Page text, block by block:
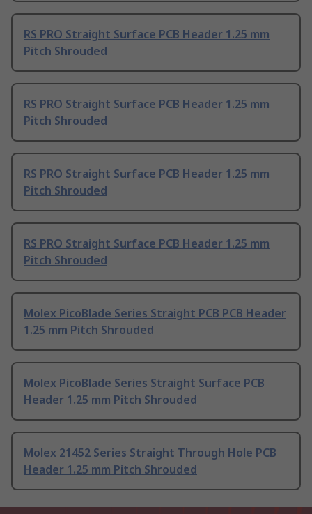
RS PRO Straight Surface PCB Header 1.25 mm
Pitch Shrouded
RS PRO Straight Surface PCB Header 1.25 mm
Pitch Shrouded
RS PRO Straight Surface PCB Header 1.25 mm
Pitch Shrouded
RS PRO Straight Surface PCB Header 1.25 mm
Pitch Shrouded
Molex PicoBlade Series Straight PCB PCB Header
1.25 mm Pitch Shrouded
Molex PicoBlade Series Straight Surface PCB
Header 1.25 mm Pitch Shrouded
Molex 21452 Series Straight Through Hole PCB
Header 1.25 mm Pitch Shrouded